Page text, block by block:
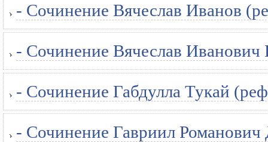
- Сочинение Вячеслав Иванов
- Сочинение Вячеслав Иванович
- Сочинение Габдулла Тукай
- Сочинение Гавриил